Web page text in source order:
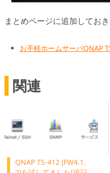
まとめページに追加しておき
お手軽ホームサーバQNAP
関連
QNAP TS-412 (FW4.1.